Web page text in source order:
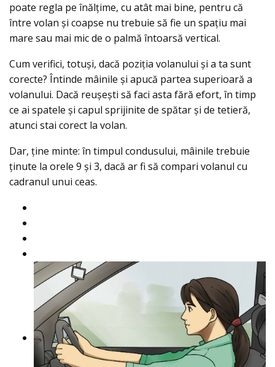
poate regla pe înălțime, cu atât mai bine, pentru că
între volan și coapse nu trebuie să fie un spațiu mai
mare sau mai mic de o palmă întoarsă vertical.
Cum verifici, totuși, dacă poziția volanului și a ta sunt
corecte? Întinde mâinile și apucă partea superioară a
volanului. Dacă reușești să faci asta fără efort, în timp
ce ai spatele și capul sprijinite de spătar și de tetieră,
atunci stai corect la volan.
Dar, ține minte: în timpul condusului, mâinile trebuie
ținute la orele 9 și 3, dacă ar fi să compari volanul cu
cadranul unui ceas.